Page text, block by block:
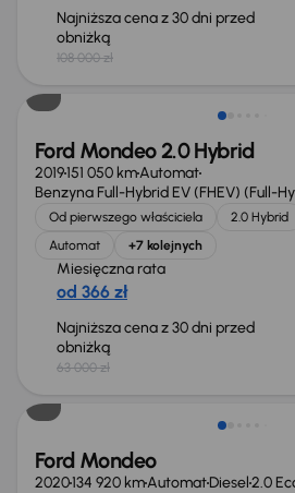
Najniższa cena z 30 dni przed
obniżką
108 000 zł
Taniej o 1 500 zł
Ford Mondeo 2.0 Hybrid
2019151 050 kmAutomat
Benzyna Full-Hybrid EV (FHEV) (Full-
Od pierwszego właściciela 2.0 Hybrid
Automat
+7 kolejnych
Miesięczna rata
od 366 zł
Najniższa cena z 30 dni przed
obniżką
63 000 zł
Taniej o 1 000 zł
Ford Mondeo
2020134 920 kmAutomatDiesel2.0